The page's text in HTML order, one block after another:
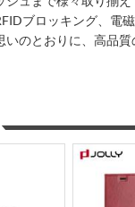
ブロッキング、電
いのとおりに、高品